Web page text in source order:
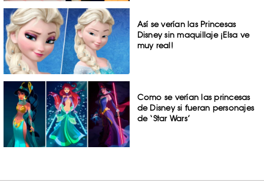
Así se verían las Princesas
Disney sin maquillaje ¡Elsa ve
muy real!
Como se verían las princesas
de Disney si fueran personajes
de ‘Star Wars’